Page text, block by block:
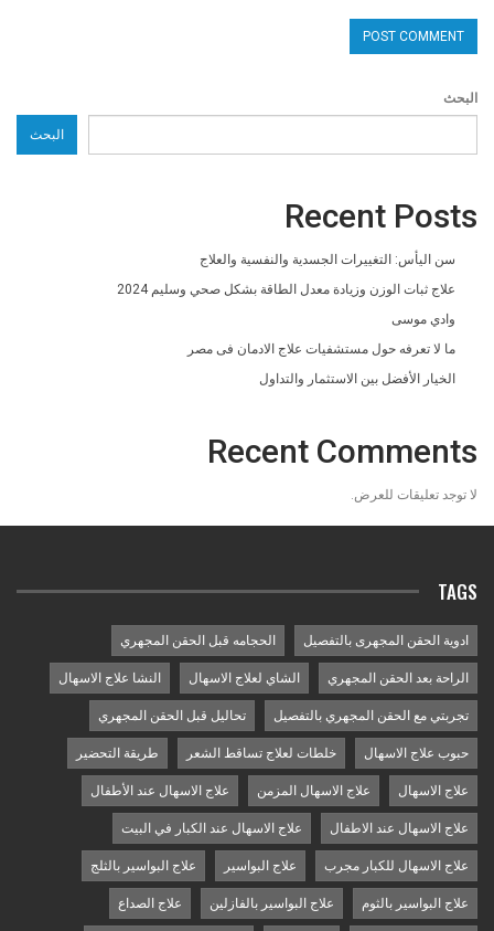
البحث
البحث
Recent Posts
سن اليأس: التغييرات الجسدية والنفسية والعلاج
علاج ثبات الوزن وزيادة معدل الطاقة بشكل صحي وسليم 2024
وادي موسى
ما لا تعرفه حول مستشفيات علاج الادمان فى مصر
الخيار الأفضل بين الاستثمار والتداول
Recent Comments
لا توجد تعليقات للعرض.
TAGS
ادوية الحقن المجهرى بالتفصيل الحجامه قبل الحقن المجهري
الراحة بعد الحقن المجهري الشاي لعلاج الاسهال النشا علاج الاسهال
تجربتي مع الحقن المجهري بالتفصيل تحاليل قبل الحقن المجهري
حبوب علاج الاسهال خلطات لعلاج تساقط الشعر طريقة التحضير
علاج الاسهال علاج الاسهال المزمن علاج الاسهال عند الأطفال
علاج الاسهال عند الاطفال علاج الاسهال عند الكبار في البيت
علاج الاسهال للكبار مجرب علاج البواسير علاج البواسير بالثلج
علاج البواسير بالثوم علاج البواسير بالفازلين علاج الصداع